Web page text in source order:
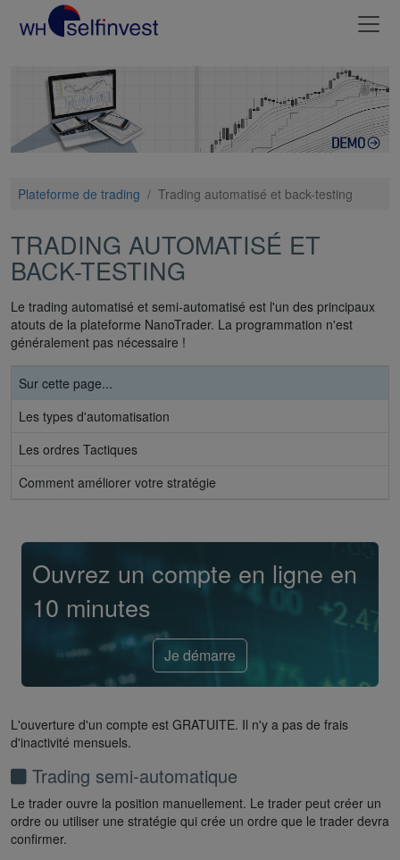
Plateforme de trading / Trading automatisé et back-testing
TRADING AUTOMATISÉ ET
BACK-TESTING
Le trading automatisé et semi-automatisé est l'un des principaux
atouts de la plateforme NanoTrader. La programmation n'est
généralement pas nécessaire !
Sur cette page...
Les types d'automatisation
Les ordres Tactiques
Comment améliorer votre stratégie
Ouvrez un compte en ligne en
10 minutes
Je démarre
L'ouverture d'un compte est GRATUITE. Il n'y a pas de frais
d'inactivité mensuels.
Trading semi-automatique
Le trader ouvre la position manuellement. Le trader peut créer un
ordre ou utiliser une stratégie qui crée un ordre que le trader devra
confirmer.